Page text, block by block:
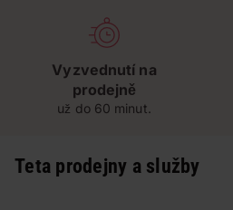
Vyzvednutí na
prodejně
už do 60 minut.
Teta prodejny a služby